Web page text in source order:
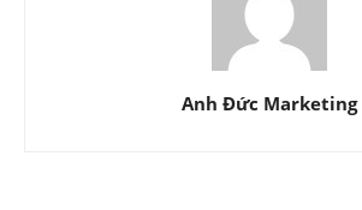
Anh Đức Marketing